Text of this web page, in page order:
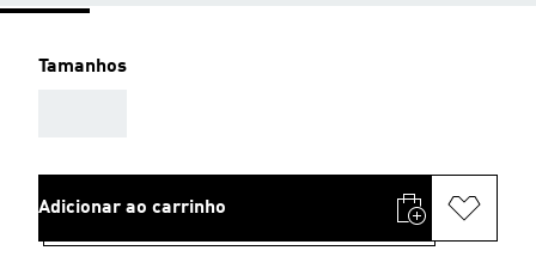
Tamanhos
Adicionar ao carrinho